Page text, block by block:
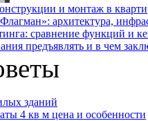
и монтаж в
архитектура,
сравнение функций и
предъявлять и в чем
зданий
4 кв м цена и особенности